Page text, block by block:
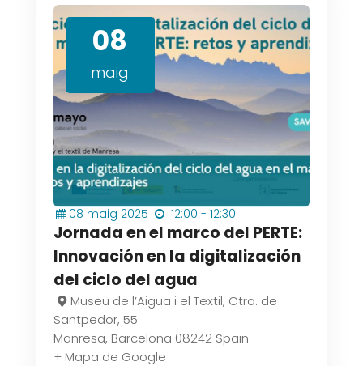
08
maig
08 maig 2025 12:00 - 12:30
Jornada en el marco del PERTE:
Innovación en la digitalización
del ciclo del agua
Museu de l’Aigua i el Textil, Ctra. de
Santpedor, 55
Manresa, Barcelona 08242 Spain
+ Mapa de Google